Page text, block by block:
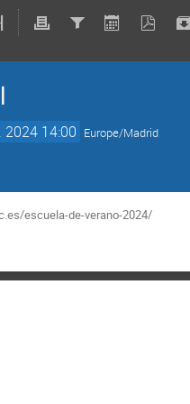
2024 14:00 Europe/Madrid
escuela-de-verano-2024/